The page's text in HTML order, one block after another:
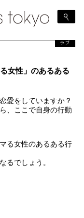
ラブ
女性」のあるある
愛をしていますか？
、ここで自身の行動
る女性のあるある行
るでしょう。